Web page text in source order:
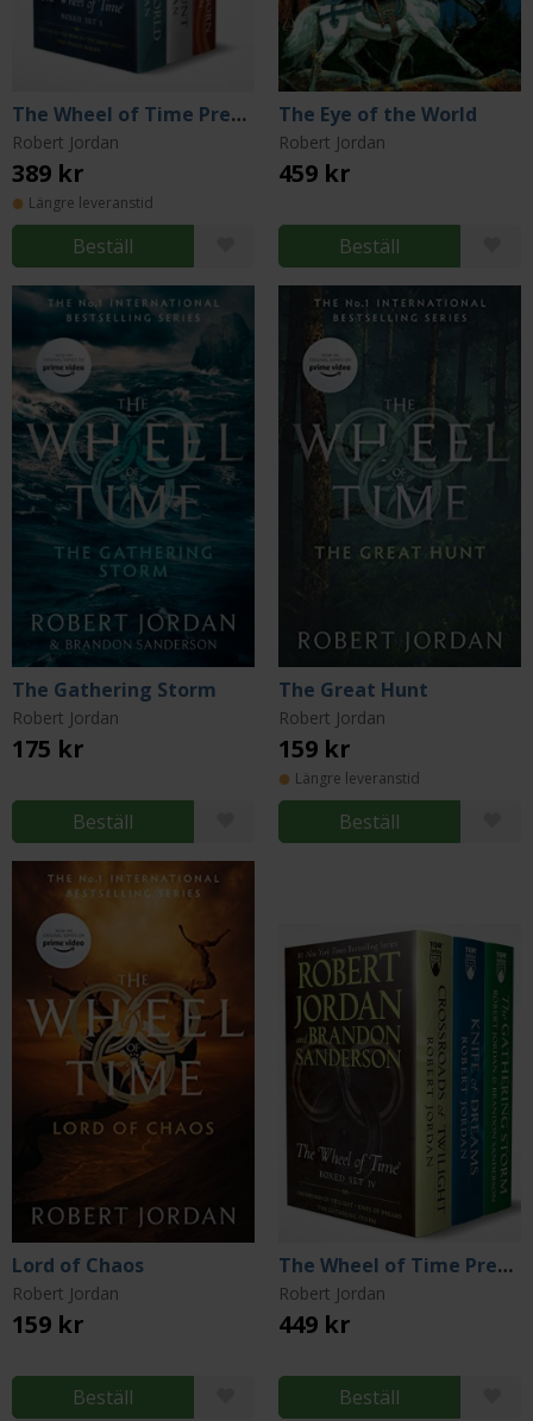
The Wheel of Time Premium Boxed Set I
Robert Jordan
389 kr
Längre leveranstid
Beställ
The Eye of the World
Robert Jordan
459 kr
Beställ
The Gathering Storm
Robert Jordan
175 kr
Beställ
The Great Hunt
Robert Jordan
159 kr
Längre leveranstid
Beställ
Lord of Chaos
Robert Jordan
159 kr
Beställ
The Wheel of Time Premium Boxed Set IV
Robert Jordan
449 kr
Beställ